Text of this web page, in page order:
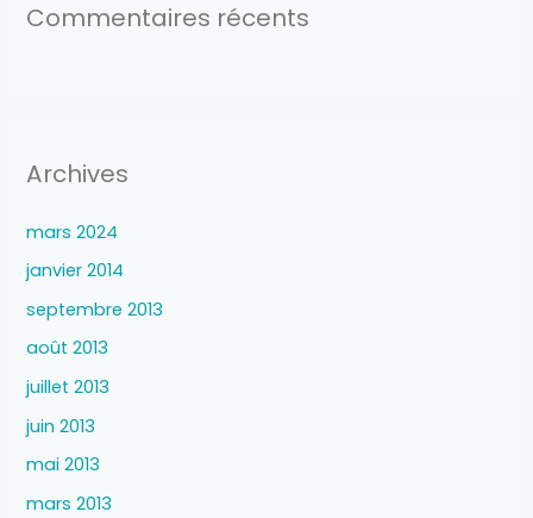
Commentaires récents
Archives
mars 2024
janvier 2014
septembre 2013
août 2013
juillet 2013
juin 2013
mai 2013
mars 2013